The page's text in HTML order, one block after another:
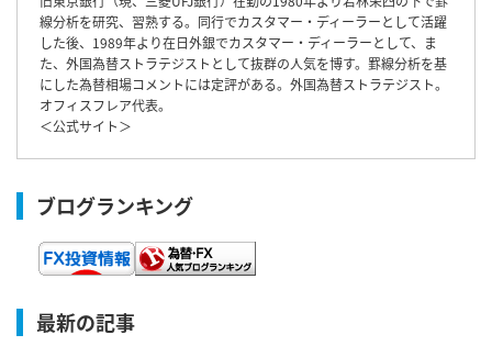
線分析を研究、習熟する。同行でカスタマー・ディーラーとして活躍
した後、1989年より在日外銀でカスタマー・ディーラーとして、ま
た、外国為替ストラテジストとして抜群の人気を博す。罫線分析を基
にした為替相場コメントには定評がある。外国為替ストラテジスト。
オフィスフレア代表。
＜公式サイト＞
ブログランキング
最新の記事